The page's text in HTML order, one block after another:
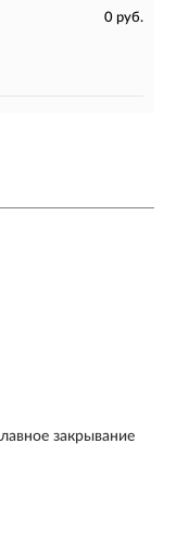
0 руб.
закрывание